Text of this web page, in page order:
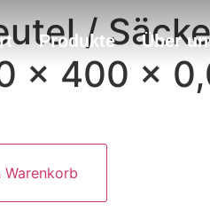
Produkte Über
/
x 400 x
Warenkorb